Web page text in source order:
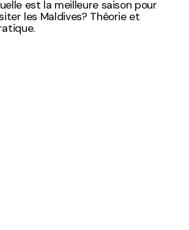
est la meilleure saison pour
les Maldives? Théorie et